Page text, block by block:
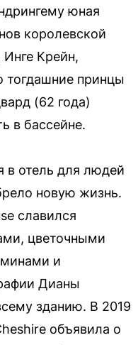
юная
королевской
Крейн,
тогдашние принцы
(62 года)
в бассейне.
в отель для людей
новую жизнь.
славился
цветочными
и
Дианы
зданию. В 2019
объявила о